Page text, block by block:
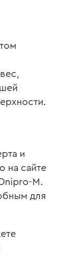
и
на сайте
M.
для